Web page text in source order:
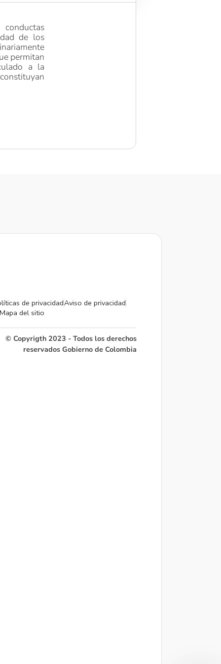
de los
permitan
a la
de privacidadAviso de privacidad
Mapa del sitio
© Copyrigth 2023 - Todos los derechos
reservados Gobierno de Colombia